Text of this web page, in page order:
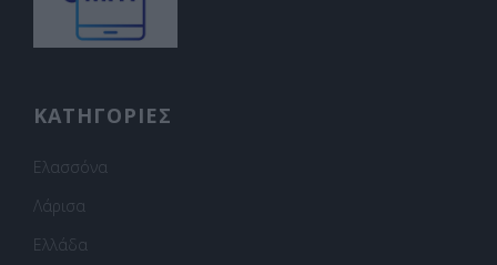
ΚΑΤΗΓΟΡΙΕΣ
Ελασσόνα
Λάρισα
Ελλάδα